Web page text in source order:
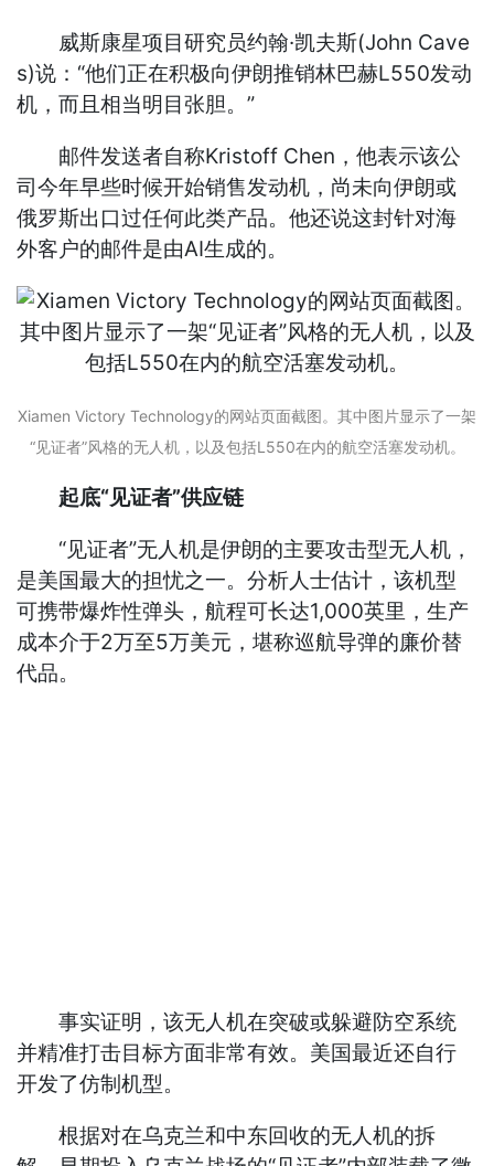
威斯康星项目研究员约翰·凯夫斯(John Cave
s)说：“他们正在积极向伊朗推销林巴赫L550发动
机，而且相当明目张胆。”
邮件发送者自称Kristoff Chen，他表示该公
司今年早些时候开始销售发动机，尚未向伊朗或
俄罗斯出口过任何此类产品。他还说这封针对海
外客户的邮件是由AI生成的。
Xiamen Victory Technology的网站页面截图。其中图片显示了一架
“见证者”风格的无人机，以及包括L550在内的航空活塞发动机。
起底“见证者”供应链
“见证者”无人机是伊朗的主要攻击型无人机，
是美国最大的担忧之一。分析人士估计，该机型
可携带爆炸性弹头，航程可长达1,000英里，生产
成本介于2万至5万美元，堪称巡航导弹的廉价替
代品。
事实证明，该无人机在突破或躲避防空系统
并精准打击目标方面非常有效。美国最近还自行
开发了仿制机型。
根据对在乌克兰和中东回收的无人机的拆